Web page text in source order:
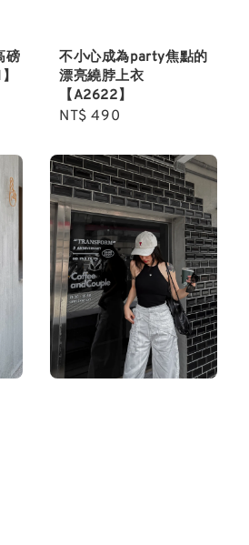
磅
不小心成為party焦點的
漂亮繞脖上衣
【A2622】
Regular
NT$ 490